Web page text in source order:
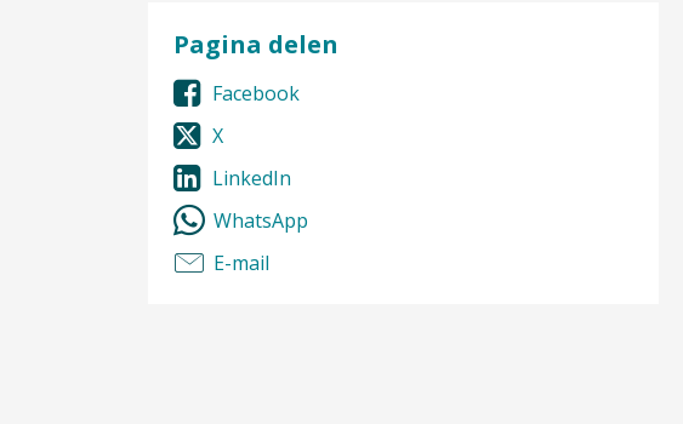
Pagina delen
Facebook
X
LinkedIn
WhatsApp
E-mail